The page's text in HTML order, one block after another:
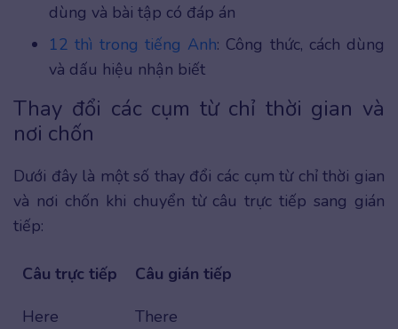
dùng và bài tập có đáp án
12 thì trong tiếng Anh: Công thức, cách dùng
và dấu hiệu nhận biết
Thay đổi các cụm từ chỉ thời gian và
nơi chốn
Dưới đây là một số thay đổi các cụm từ chỉ thời gian
và nơi chốn khi chuyển từ câu trực tiếp sang gián
tiếp:
Câu trực tiếp
Câu gián tiếp
Here
There